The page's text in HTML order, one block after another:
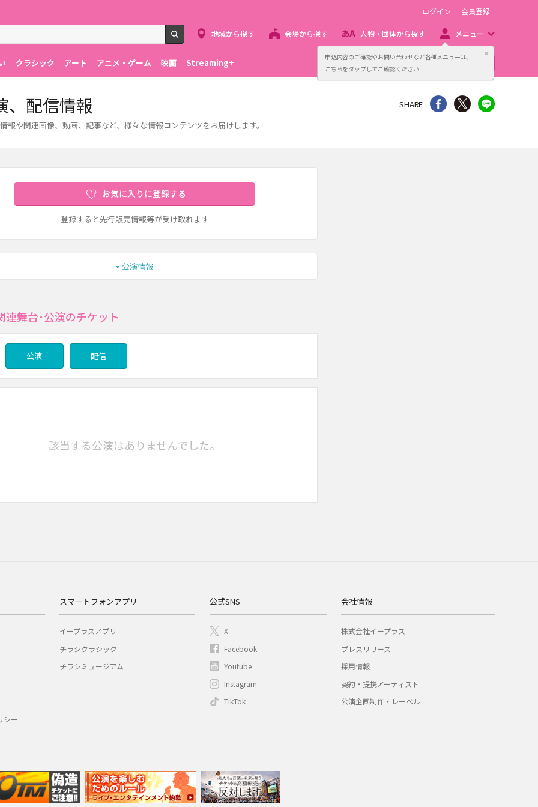
申込内容のご確認やお問い合わせなど各種メニューは、
こちらをタップしてご確認ください
閉じる
検索
ログイン 会員登録
地域から探す 会場から探す 人物・団体から探す メニュー
クラシック アート アニメ・ゲーム 映画 Streaming+ 主催者向け販売サービス
、配信情報
や関連画像、動画、記事など、様々な情報コンテンツをお届けします。
SHARE シェア Twitter
お気に入りに登録する
登録すると先行販売情報等が受け取れます
公演情報
連舞台･公演のチケット
公演 配信
該当する公演はありませんでした。
シー
スマートフォンアプリ
イープラスアプリ
チラシクラシック
チラシミュージアム
公式SNS
X
Facebook
Youtube
Instagram
TikTok
会社情報
株式会社イープラス
プレスリリース
採用情報
契約・提携アーティスト
公演企画制作・レーベル